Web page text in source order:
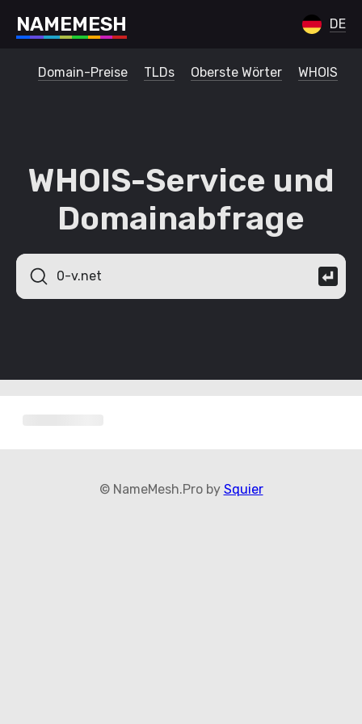
NAMEMESH DE
Domain-Preise TLDs Oberste Wörter WHOIS
WHOIS-Service und
Domainabfrage
© NameMesh.Pro by Squier